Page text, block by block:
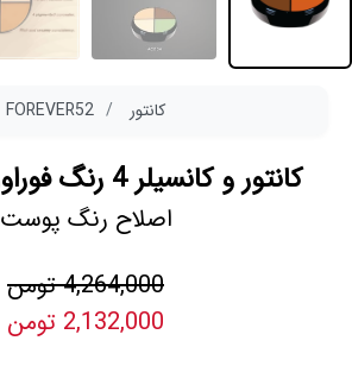
کانتور FOREVER52
کانتور و کانسیلر 4 رنگ فوراور52 AC003
اصلاح رنگ پوست
4,264,000 تومن
2,132,000 تومن